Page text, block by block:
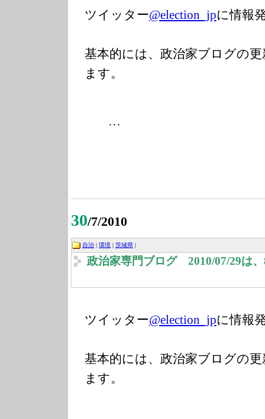
ツイッター@election_jpに情報
基本的には、政治家ブログの
ます。
…
30/7/2010
自治 環境 茨城県
政治家専門ブログ 2010/07/29は
ツイッター@election_jpに情報
基本的には、政治家ブログの
ます。